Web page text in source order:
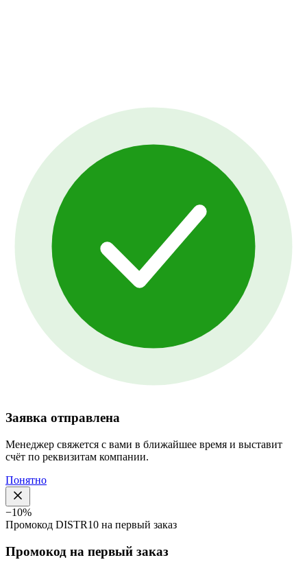
Заявка отправлена
Менеджер свяжется с вами в ближайшее время и выставит
счёт по реквизитам компании.
Понятно
−10%
Промокод DISTR10 на первый заказ
Промокод на первый заказ